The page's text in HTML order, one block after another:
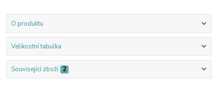
O produktu
Velikostní tabulka
Související zboží 2